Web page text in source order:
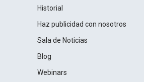
Historial
Haz publicidad con nosotros
Sala de Noticias
Blog
Webinars